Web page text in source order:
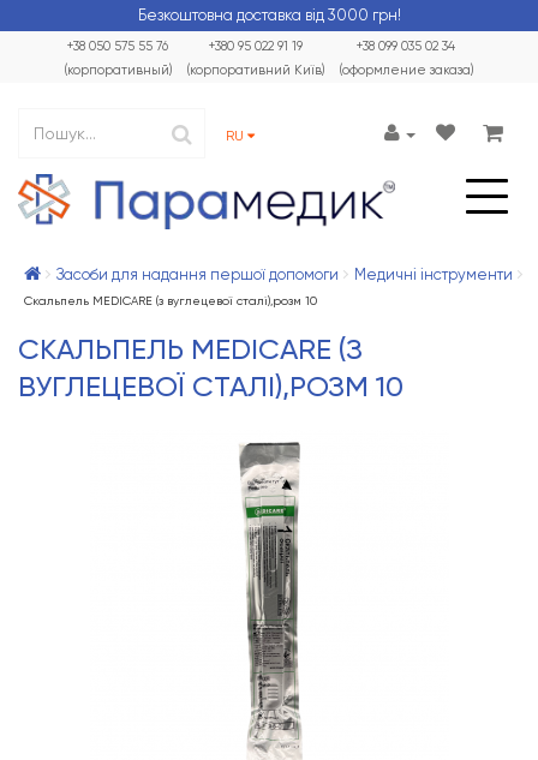
Безкоштовна доставка від 3000 грн!
+38 099 035 02 34
(оформление заказа)
+38 050 575 55 76
(корпоративный)
+380 95 022 91 19
(корпоративний Київ)
RU
Засоби для надання першої допомоги Медичні інструменти
Скальпель MEDICARE (з вуглецевої сталі),розм 10
СКАЛЬПЕЛЬ MEDICARE (З
ВУГЛЕЦЕВОЇ СТАЛІ),РОЗМ 10